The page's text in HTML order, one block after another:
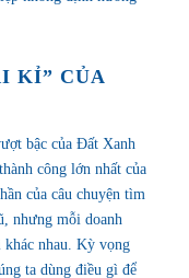
KỈ” CỦA
bậc của Đất Xanh
công lớn nhất của
của câu chuyện tìm
nhưng mỗi doanh
khác nhau. Kỳ vọng
ta dùng điều gì để